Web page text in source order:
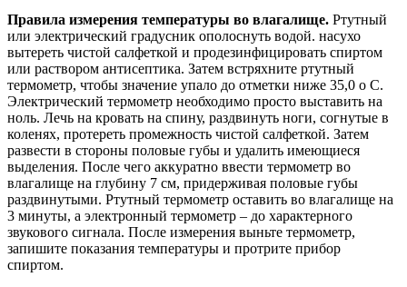
Правила измерения температуры во влагалище. Ртутный
или электрический градусник ополоснуть водой. насухо
вытереть чистой салфеткой и продезинфицировать спиртом
или раствором антисептика. Затем встряхните ртутный
термометр, чтобы значение упало до отметки ниже 35,0 o С.
Электрический термометр необходимо просто выставить на
ноль. Лечь на кровать на спину, раздвинуть ноги, согнутые в
коленях, протереть промежность чистой салфеткой. Затем
развести в стороны половые губы и удалить имеющиеся
выделения. После чего аккуратно ввести термометр во
влагалище на глубину 7 см, придерживая половые губы
раздвинутыми. Ртутный термометр оставить во влагалище на
3 минуты, а электронный термометр – до характерного
звукового сигнала. После измерения выньте термометр,
запишите показания температуры и протрите прибор
спиртом.